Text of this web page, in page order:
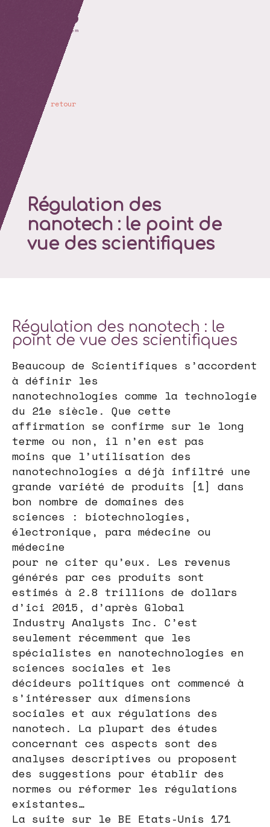
retour
Régulation des
nanotech : le point de
vue des scientifiques
Régulation des nanotech : le
point de vue des scientifiques
Beaucoup de Scientifiques s’accordent
à définir les
nanotechnologies comme la technologie
du 21e siècle. Que cette
affirmation se confirme sur le long
terme ou non, il n’en est pas
moins que l’utilisation des
nanotechnologies a déjà infiltré une
grande variété de produits [1] dans
bon nombre de domaines des
sciences : biotechnologies,
électronique, para médecine ou
médecine
pour ne citer qu’eux. Les revenus
générés par ces produits sont
estimés à 2.8 trillions de dollars
d’ici 2015, d’après Global
Industry Analysts Inc. C’est
seulement récemment que les
spécialistes en nanotechnologies en
sciences sociales et les
décideurs politiques ont commencé à
s’intéresser aux dimensions
sociales et aux régulations des
nanotech. La plupart des études
concernant ces aspects sont des
analyses descriptives ou proposent
des suggestions pour établir des
normes ou réformer les régulations
existantes…
La suite sur le BE Etats-Unis 171